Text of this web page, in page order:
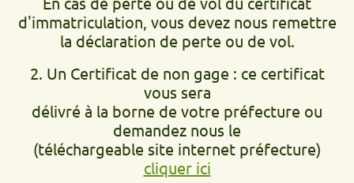
d'immatriculation, vous devez nous remettre
la déclaration de perte ou de vol.
2. Un Certificat de non gage : ce certificat
vous sera
délivré à la borne de votre préfecture ou
demandez nous le
(téléchargeable site internet préfecture)
cliquer ici